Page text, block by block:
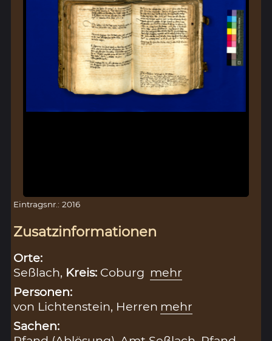
Eintragsnr.: 2016
Zusatzinformationen
Orte:
Seßlach, Kreis: Coburg mehr
Personen:
von Lichtenstein, Herren mehr
Sachen: